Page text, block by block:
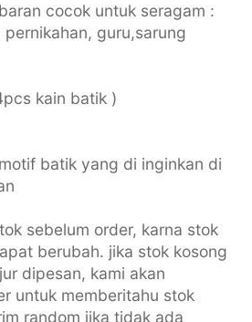
cocok untuk seragam :
guru,sarung
kain batik )
batik yang di inginkan di
sebelum order, karna stok
berubah. jika stok kosong
dipesan, kami akan
untuk memberitahu stok
random jika tidak ada